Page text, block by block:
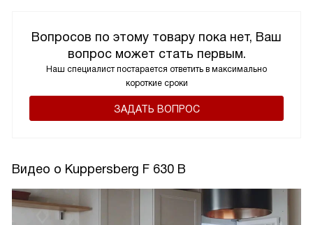
Вопросов по этому товару пока нет, Ваш
вопрос может стать первым.
Наш специалист постарается ответить в максимально
короткие сроки
ЗАДАТЬ ВОПРОС
Видео о Kuppersberg F 630 B